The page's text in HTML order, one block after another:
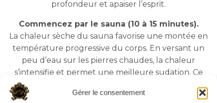
Gérer le consentement
profondeur et apaiser l’esprit.
Commencez par le sauna (10 à 15 minutes).
La chaleur sèche du sauna favorise une montée en
température progressive du corps. En versant un
peu d’eau sur les pierres chaudes, la chaleur
s’intensifie et permet une meilleure sudation. Ce
premier temps aide à détendre les muscles, soulager
les tensions, stimuler la circulation sanguine et